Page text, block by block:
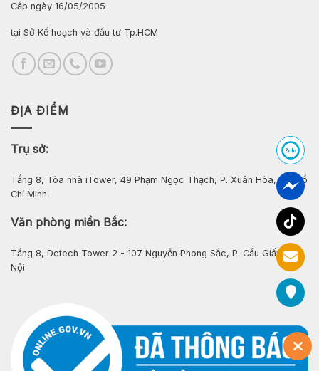
Cấp ngày 16/05/2005
tại Sở Kế hoạch và đầu tư Tp.HCM
ĐỊA ĐIỂM
Trụ sở:
Tầng 8, Tòa nhà iTower, 49 Phạm Ngọc Thạch, P. Xuân Hòa, Tp. Hồ
Chí Minh
Văn phòng miền Bắc:
Tầng 8, Detech Tower 2 - 107 Nguyễn Phong Sắc, P. Cầu Giấy, Hà
Nội